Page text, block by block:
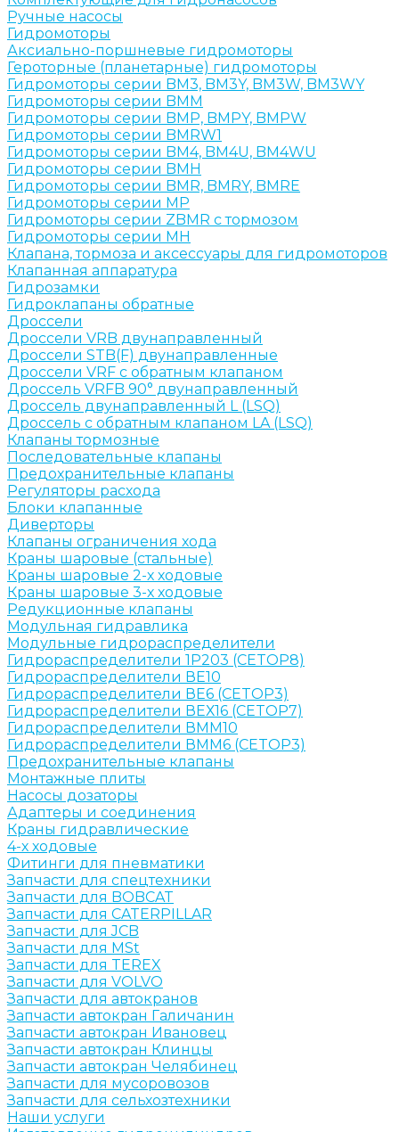
Ручные насосы
Гидромоторы
Аксиально-поршневые гидромоторы
Героторные (планетарные) гидромоторы
Гидромоторы серии BM3, BM3Y, BM3W, BM3WY
Гидромоторы серии BMM
Гидромоторы серии BMP, BMPY, BMPW
Гидромоторы серии BMRW1
Гидромоторы серии BМ4, BM4U, BМ4WU
Гидромоторы серии BМH
Гидромоторы серии BМR, BMRY, BМRE
Гидромоторы серии MP
Гидромоторы серии ZBMR с тормозом
Гидромоторы серии МH
Клапана, тормоза и аксессуары для гидромоторов
Клапанная аппаратура
Гидрозамки
Гидроклапаны обратные
Дроссели
Дроссели VRB двунаправленный
Дроссели STB(F) двунаправленные
Дроссели VRF с обратным клапаном
Дроссель VRFB 90° двунаправленный
Дроссель двунаправленный L (LSQ)
Дроссель с обратным клапаном LA (LSQ)
Клапаны тормозные
Последовательные клапаны
Предохранительные клапаны
Регуляторы расхода
Блоки клапанные
Диверторы
Клапаны ограничения хода
Краны шаровые (стальные)
Краны шаровые 2-х ходовые
Краны шаровые 3-х ходовые
Редукционные клапаны
Модульная гидравлика
Модульные гидрораспределители
Гидрораспределители 1Р203 (CETOP8)
Гидрораспределители ВЕ10
Гидрораспределители ВЕ6 (CETOP3)
Гидрораспределители ВЕХ16 (CETOP7)
Гидрораспределители ВММ10
Гидрораспределители ВММ6 (CETOP3)
Предохранительные клапаны
Монтажные плиты
Насосы дозаторы
Адаптеры и соединения
Краны гидравлические
4-х ходовые
Фитинги для пневматики
Запчасти для спецтехники
Запчасти для BOBCAT
Запчасти для CATERPILLAR
Запчасти для JCB
Запчасти для MSt
Запчасти для TEREX
Запчасти для VOLVO
Запчасти для автокранов
Запчасти автокран Галичанин
Запчасти автокран Ивановец
Запчасти автокран Клинцы
Запчасти автокран Челябинец
Запчасти для мусоровозов
Запчасти для сельхозтехники
Наши услуги